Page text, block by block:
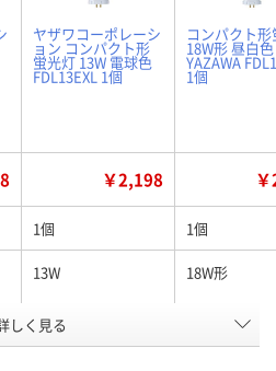
ヤザワコーポレーシ
ョン コンパクト形
蛍光灯 13W 電球色
FDL13EXL 1個
コンパクト
18W形 昼白色
YAZAWA
1個
￥2,198
1個 1個
13W 18W形
電球色
しく見る